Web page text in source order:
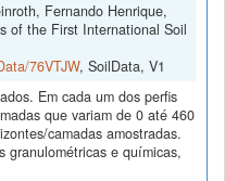
Fernando Henrique,
of the First International Soil
76VTJW, SoilData, V1
Em cada um dos perfis
que variam de 0 até 460
camadas amostradas.
granulométricas e químicas,